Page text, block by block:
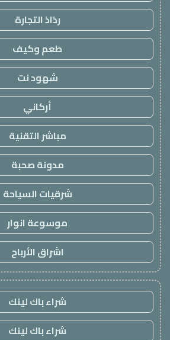
رذاذ التجارة
طعم وكيف
شهود نت
أركاني
مباشر التقنية
مدونة صحبة
شرقيات السياحة
موسوعة انوار
اشراق الأرباح
شراء باك لينك
شراء باك لينك